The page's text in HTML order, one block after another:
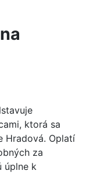
ktorá sa
Hradová. Oplatí
za
úplne k